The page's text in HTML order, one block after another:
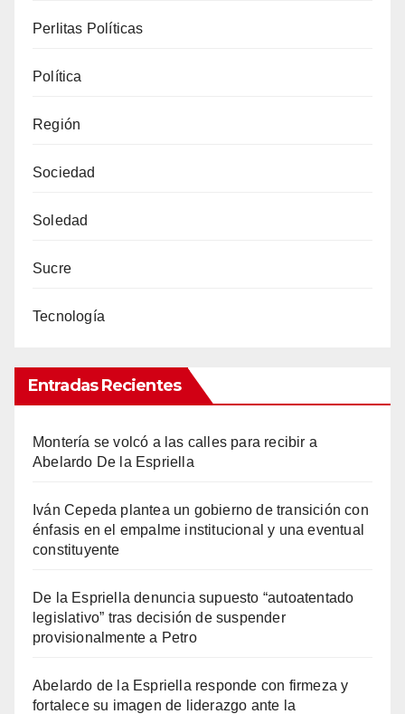
Perlitas Políticas
Política
Región
Sociedad
Soledad
Sucre
Tecnología
Entradas Recientes
Montería se volcó a las calles para recibir a
Abelardo De la Espriella
Iván Cepeda plantea un gobierno de transición con
énfasis en el empalme institucional y una eventual
constituyente
De la Espriella denuncia supuesto “autoatentado
legislativo” tras decisión de suspender
provisionalmente a Petro
Abelardo de la Espriella responde con firmeza y
fortalece su imagen de liderazgo ante la